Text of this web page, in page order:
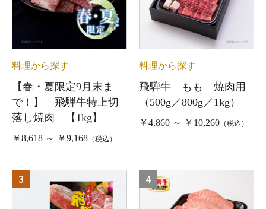
料理から探す
【春・夏限定9月末ま
で！】 飛騨牛特上切
落し焼肉 【1kg】
￥8,618 ～ ￥9,168 （税込）
料理から探す
飛騨牛 もも 焼肉用
（500g／800g／1kg）
￥4,860 ～ ￥10,260 （税込）
3 4